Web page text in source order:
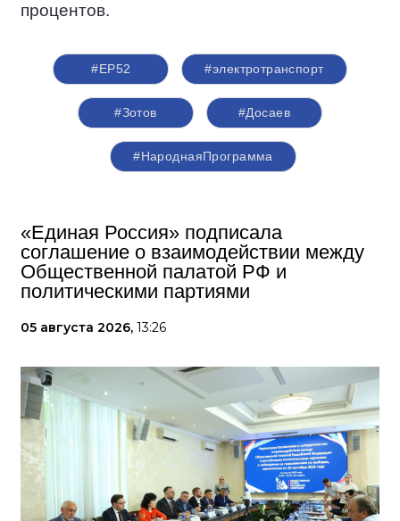
процентов.
#ЕР52 #электротранспорт
#Зотов #Досаев
#НароднаяПрограмма
«Единая Россия» подписала
соглашение о взаимодействии между
Общественной палатой РФ и
политическими партиями
05 августа 2026, 13:26